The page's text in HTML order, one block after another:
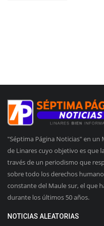
"Séptima Página Noticias" en un
de Linares cuyo objetivo es que
través de un periodismo que
sobre todo los derechos
constante del Maule sur, el que
durante los últimos 50 años.
NOTICIAS ALEATORIAS